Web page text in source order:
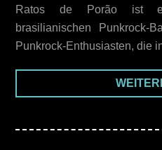
Ratos de Porão ist
brasilianischen Punkrock-
Punkrock-Enthusiasten, die